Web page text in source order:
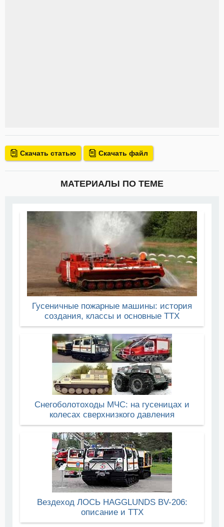
Скачать статью Скачать файл
МАТЕРИАЛЫ ПО ТЕМЕ
Гусеничные пожарные машины: история
создания, классы и основные ТТХ
Снегоболотоходы МЧС: на гусеницах и
колесах сверхнизкого давления
Вездеход ЛОСЬ HAGGLUNDS BV-206:
описание и ТТХ